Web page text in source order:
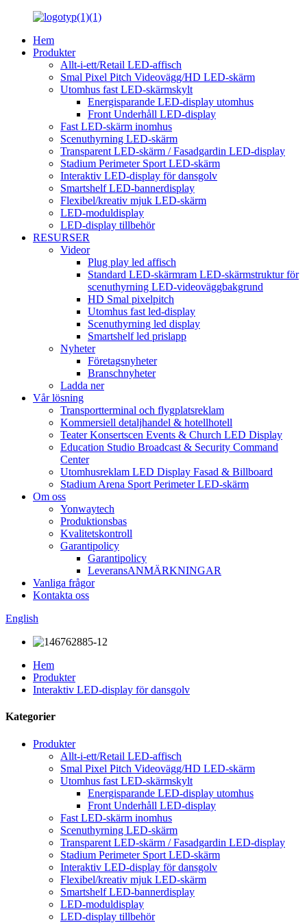
Hem
Produkter
Allt-i-ett/Retail LED-affisch
Smal Pixel Pitch Videovägg/HD LED-skärm
Utomhus fast LED-skärmskylt
Energisparande LED-display utomhus
Front Underhåll LED-display
Fast LED-skärm inomhus
Scenuthyrning LED-skärm
Transparent LED-skärm / Fasadgardin LED-display
Stadium Perimeter Sport LED-skärm
Interaktiv LED-display för dansgolv
Smartshelf LED-bannerdisplay
Flexibel/kreativ mjuk LED-skärm
LED-moduldisplay
LED-display tillbehör
RESURSER
Videor
Plug play led affisch
Standard LED-skärmram LED-skärmstruktur för
scenuthyrning LED-videoväggbakgrund
HD Smal pixelpitch
Utomhus fast led-display
Scenuthyrning led display
Smartshelf led prislapp
Nyheter
Företagsnyheter
Branschnyheter
Ladda ner
Vår lösning
Transportterminal och flygplatsreklam
Kommersiell detaljhandel & hotellhotell
Teater Konsertscen Events & Church LED Display
Education Studio Broadcast & Security Command
Center
Utomhusreklam LED Display Fasad & Billboard
Stadium Arena Sport Perimeter LED-skärm
Om oss
Yonwaytech
Produktionsbas
Kvalitetskontroll
Garantipolicy
Garantipolicy
LeveransANMÄRKNINGAR
Vanliga frågor
Kontakta oss
English
Hem
Produkter
Interaktiv LED-display för dansgolv
Kategorier
Produkter
Allt-i-ett/Retail LED-affisch
Smal Pixel Pitch Videovägg/HD LED-skärm
Utomhus fast LED-skärmskylt
Energisparande LED-display utomhus
Front Underhåll LED-display
Fast LED-skärm inomhus
Scenuthyrning LED-skärm
Transparent LED-skärm / Fasadgardin LED-display
Stadium Perimeter Sport LED-skärm
Interaktiv LED-display för dansgolv
Flexibel/kreativ mjuk LED-skärm
Smartshelf LED-bannerdisplay
LED-moduldisplay
LED-display tillbehör